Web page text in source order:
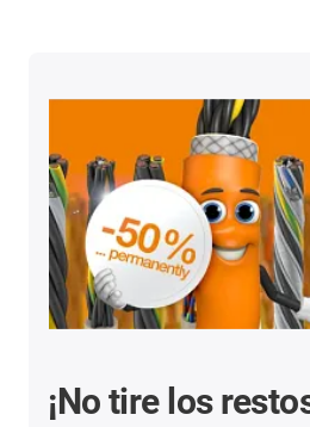
¡No tire los